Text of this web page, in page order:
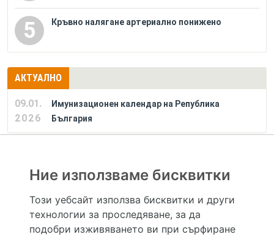
5 Кръвно налягане артериално понижено
АКТУАЛНО
09.01.
2026
Имунизационен календар на Република
България
Hapche.bg НЕ е медицински, зравен или сроден специалист и НЕ дава медицински
консултации и здравни съвети. Hapche.bg НЕ се явява медицинска услуга и НЕ
осигурява диагноза и лечение. Hapche.bg НЕ препоръчва медицински и други здравни и
Ние използваме бисквитки
Този уебсайт използва бисквитки и други
технологии за проследяване, за да
подобри изживяването ви при сърфиране